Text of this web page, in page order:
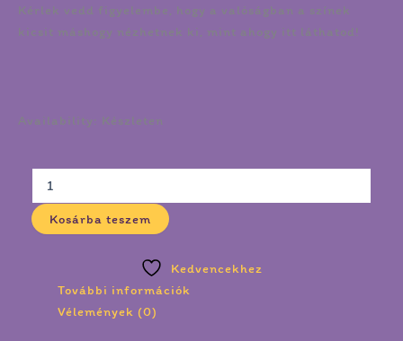
Kérlek vedd figyelembe, hogy a valóságban a színek
kicsit máshogy nézhetnek ki, mint ahogy itt láthatod!
Availability: Készleten
Kosárba teszem
Kedvencekhez
További információk
Vélemények (0)